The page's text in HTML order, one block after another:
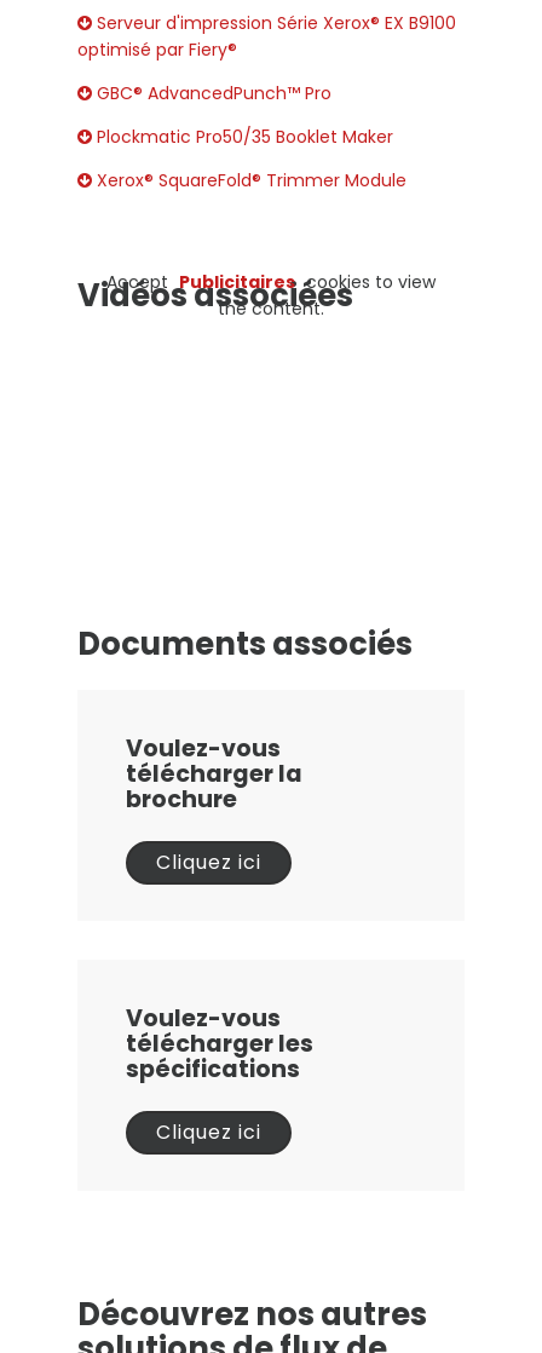
Serveur d'impression Série Xerox® EX B9100
optimisé par Fiery®
GBC® AdvancedPunch™ Pro
Plockmatic Pro50/35 Booklet Maker
Xerox® SquareFold® Trimmer Module
Vidéos associées
Accept Publicitaires cookies to view
the content.
Documents associés
Voulez-vous
télécharger la
brochure
Cliquez ici
Voulez-vous
télécharger les
spécifications
Cliquez ici
Découvrez nos autres